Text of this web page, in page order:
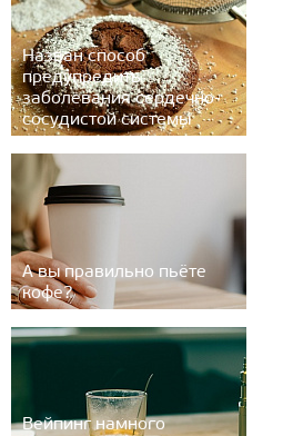
Назван способ
предупредить
заболевания сердечно-
сосудистой системы
А вы правильно пьёте
кофе?
Вейпинг намного